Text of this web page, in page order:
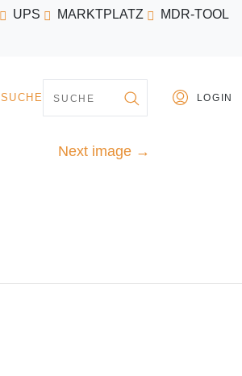
UPS MARKTPLATZ MDR-TOOL
Next image →